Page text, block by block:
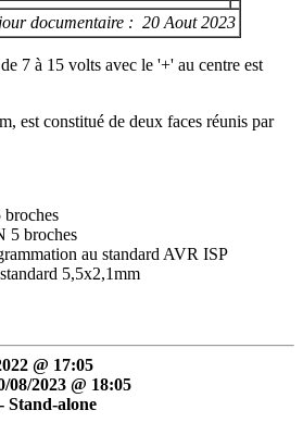
documentaire : 20 Aout 2023
7 à 15 volts avec le '+' au centre est
est constitué de deux faces réunis par
broches
au standard AVR ISP
5,5x2,1mm
@ 17:05
08/2023 @ 18:05
Stand-alone